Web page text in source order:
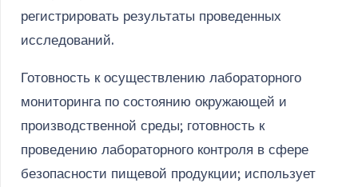
регистрировать результаты проведенных
исследований.
Готовность к осуществлению лабораторного
мониторинга по состоянию окружающей и
производственной среды; готовность к
проведению лабораторного контроля в сфере
безопасности пищевой продукции; использует